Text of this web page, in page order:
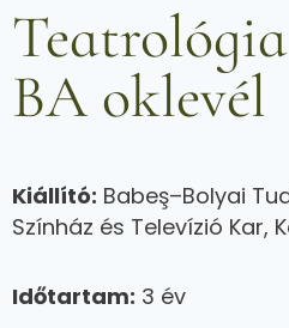
BA oklevél
Kiállító: Babeş–Bolyai
Színház és Televízió Kar,
Időtartam: 3 év